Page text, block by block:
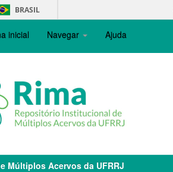
BRASIL
inicial Navegar Ajuda
Múltiplos Acervos da UFRRJ